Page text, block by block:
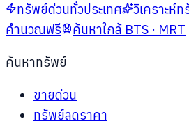
ทรัพย์ด่วนทั่วประเทศ วิเคราะห์
คำนวณฟรี
ค้นหาใกล้ BTS · MRT
ค้นหาทรัพย์
ขายด่วน
ทรัพย์ลดราคา